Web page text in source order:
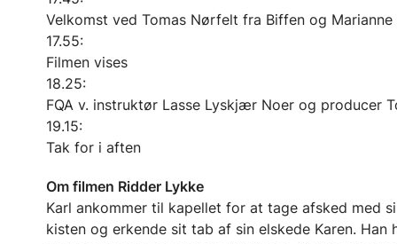
Velkomst ved Tomas Nørfelt fra Biffen og
17.55:
Filmen vises
18.25:
FQA v. instruktør Lasse Lyskjær Noer og producer
19.15:
Tak for i aften
Om filmen Ridder Lykke
Karl ankommer til kapellet for at tage afsked med
kisten og erkende sit tab af sin elskede Karen.